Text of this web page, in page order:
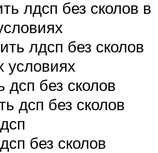
лдсп без сколов в
лдсп без сколов
условиях
дсп без сколов
дсп без сколов
без сколов